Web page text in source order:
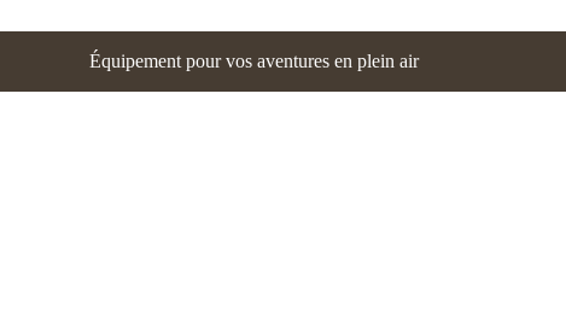
Équipement pour vos aventures en plein air